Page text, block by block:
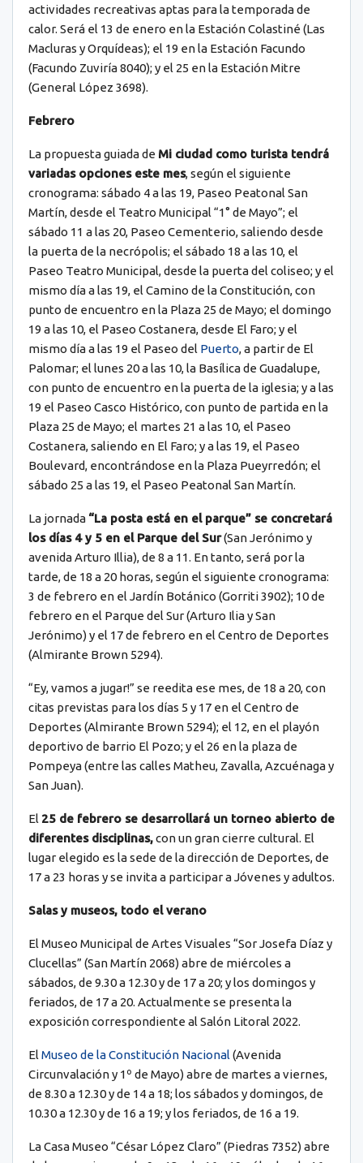
actividades recreativas aptas para la temporada de
calor. Será el 13 de enero en la Estación Colastiné (Las
Macluras y Orquídeas); el 19 en la Estación Facundo
(Facundo Zuviría 8040); y el 25 en la Estación Mitre
(General López 3698).
Febrero
La propuesta guiada de Mi ciudad como turista tendrá
variadas opciones este mes, según el siguiente
cronograma: sábado 4 a las 19, Paseo Peatonal San
Martín, desde el Teatro Municipal “1° de Mayo”; el
sábado 11 a las 20, Paseo Cementerio, saliendo desde
la puerta de la necrópolis; el sábado 18 a las 10, el
Paseo Teatro Municipal, desde la puerta del coliseo; y el
mismo día a las 19, el Camino de la Constitución, con
punto de encuentro en la Plaza 25 de Mayo; el domingo
19 a las 10, el Paseo Costanera, desde El Faro; y el
mismo día a las 19 el Paseo del Puerto, a partir de El
Palomar; el lunes 20 a las 10, la Basílica de Guadalupe,
con punto de encuentro en la puerta de la iglesia; y a las
19 el Paseo Casco Histórico, con punto de partida en la
Plaza 25 de Mayo; el martes 21 a las 10, el Paseo
Costanera, saliendo en El Faro; y a las 19, el Paseo
Boulevard, encontrándose en la Plaza Pueyrredón; el
sábado 25 a las 19, el Paseo Peatonal San Martín.
La jornada “La posta está en el parque” se concretará
los días 4 y 5 en el Parque del Sur(San Jerónimo y
avenida Arturo Illia), de 8 a 11. En tanto, será por la
tarde, de 18 a 20 horas, según el siguiente cronograma:
3 de febrero en el Jardín Botánico (Gorriti 3902); 10 de
febrero en el Parque del Sur (Arturo Ilia y San
Jerónimo) y el 17 de febrero en el Centro de Deportes
(Almirante Brown 5294).
“Ey, vamos a jugar!” se reedita ese mes, de 18 a 20, con
citas previstas para los días 5 y 17 en el Centro de
Deportes (Almirante Brown 5294); el 12, en el playón
deportivo de barrio El Pozo; y el 26 en la plaza de
Pompeya (entre las calles Matheu, Zavalla, Azcuénaga y
San Juan).
El 25 de febrero se desarrollará un torneo abierto de
diferentes disciplinas,con un gran cierre cultural. El
lugar elegido es la sede de la dirección de Deportes, de
17 a 23 horas y se invita a participar a Jóvenes y adultos.
Salas y museos, todo el verano
El Museo Municipal de Artes Visuales “Sor Josefa Díaz y
Clucellas” (San Martín 2068) abre de miércoles a
sábados, de 9.30 a 12.30 y de 17 a 20; y los domingos y
feriados, de 17 a 20. Actualmente se presenta la
exposición correspondiente al Salón Litoral 2022.
El Museo de la Constitución Nacional (Avenida
Circunvalación y 1º de Mayo) abre de martes a viernes,
de 8.30 a 12.30 y de 14 a 18; los sábados y domingos, de
10.30 a 12.30 y de 16 a 19; y los feriados, de 16 a 19.
La Casa Museo “César López Claro” (Piedras 7352) abre